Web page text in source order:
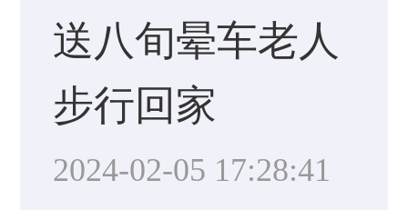
送八旬晕车老人
步行回家
2024-02-05 17:28:41